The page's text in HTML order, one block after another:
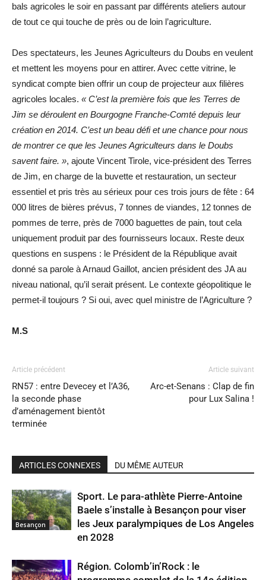
bals agricoles le soir en passant par différents ateliers autour
de tout ce qui touche de près ou de loin l’agriculture.
Des spectateurs, les Jeunes Agriculteurs du Doubs en veulent
et mettent les moyens pour en attirer. Avec cette vitrine, le
syndicat compte bien offrir un coup de projecteur aux filières
agricoles locales. « C’est la première fois que les Terres de
Jim se déroulent en Bourgogne Franche-Comté depuis leur
création en 2014. C’est un beau défi et une chance pour nous
de montrer ce que les Jeunes Agriculteurs dans le Doubs
savent faire. », ajoute Vincent Tirole, vice-président des Terres
de Jim, en charge de la buvette et restauration, un secteur
essentiel et pris très au sérieux pour ces trois jours de fête : 64
000 litres de bières prévus, 7 tonnes de viandes, 12 tonnes de
pommes de terre, près de 7000 baguettes de pain, tout cela
uniquement produit par des fournisseurs locaux. Reste deux
questions en suspens : le Président de la République avait
donné sa parole à Arnaud Gaillot, ancien président des JA au
niveau national, qu’il serait présent. Le contexte géopolitique le
permet-il toujours ? Si oui, avec quel ministre de l’Agriculture ?
M.S
Article précédent
RN57 : entre Devecey et l’A36,
la seconde phase
d’aménagement bientôt
terminée
Article suivant
Arc-et-Senans : Clap de fin
pour Lux Salina !
ARTICLES CONNEXES DU MÊME AUTEUR
Besançon
Sport. Le para-athlète Pierre-Antoine
Baele s’installe à Besançon pour viser
les Jeux paralympiques de Los Angeles
en 2028
Région. Colomb’in’Rock : le